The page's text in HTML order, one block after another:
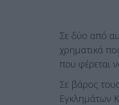
Σε δύο από
χρηματικά
που φέρεται
Σε βάρος
Εγκλημάτων